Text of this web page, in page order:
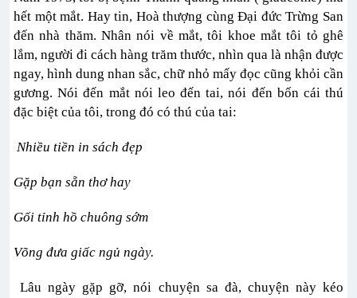
hết một mắt. Hay tin, Hoà thượng cùng Đại đức Trừng San
đến nhà thăm. Nhân nói về mắt, tôi khoe mắt tôi tỏ ghê
lắm, người đi cách hàng trăm thước, nhìn qua là nhận được
ngay, hình dung nhan sắc, chữ nhỏ mấy đọc cũng khỏi cần
gương. Nói đến mắt nói leo đến tai, nói đến bốn cái thú
đặc biệt của tôi, trong đó có thú của tai:
Nhiều tiền in sách đẹp
Gặp bạn sẵn thơ hay
Gối tỉnh hồ chuông sớm
Võng đưa giấc ngủ ngày.
Lâu ngày gặp gỡ, nói chuyện sa đà, chuyện này kéo